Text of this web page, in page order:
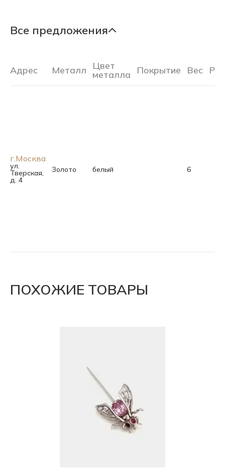
Все предложения
Адрес Металл Цвет
металла Покрытие Вес
г.Москва
ул.
Тверская,
д. 4
Золото белый 6
ПОХОЖИЕ ТОВАРЫ